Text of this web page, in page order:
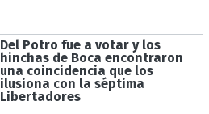
Del Potro fue a votar y los
hinchas de Boca encontraron
una coincidencia que los
ilusiona con la séptima
Libertadores